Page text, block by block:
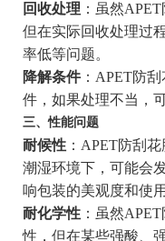
回收处理 ：虽然
但在实际回收处理过
率低等问题。
降解条件：APET防
件，如果处理不当，
三、性能问题
耐候性：APET防刮
潮湿环境下，可能会
响包装的美观度和使
耐化学性：虽然
性，但在某些强酸、